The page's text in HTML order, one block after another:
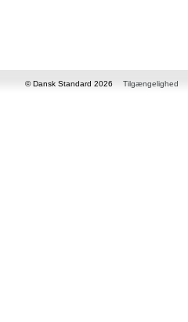
© Dansk Standard 2026 Tilgængelighed